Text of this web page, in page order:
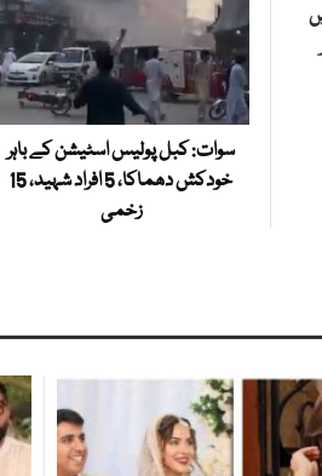
سوات: کبل پولیس اسٹیشن کے باہر
خودکش دھماکا، 5 افراد شہید، 15
زخمی